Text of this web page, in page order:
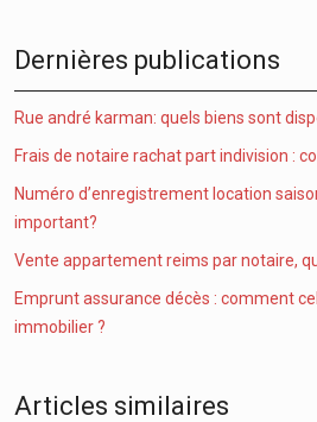
Dernières publications
Rue andré karman: quels biens sont
Frais de notaire rachat part indivision :
Numéro d’enregistrement location
important?
Vente appartement reims par notaire,
Emprunt assurance décès : comment
immobilier ?
Articles similaires